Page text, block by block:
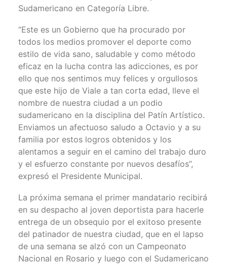
Sudamericano en Categoría Libre.
“Este es un Gobierno que ha procurado por
todos los medios promover el deporte como
estilo de vida sano, saludable y como método
eficaz en la lucha contra las adicciones, es por
ello que nos sentimos muy felices y orgullosos
que este hijo de Viale a tan corta edad, lleve el
nombre de nuestra ciudad a un podio
sudamericano en la disciplina del Patín Artístico.
Enviamos un afectuoso saludo a Octavio y a su
familia por estos logros obtenidos y los
alentamos a seguir en el camino del trabajo duro
y el esfuerzo constante por nuevos desafíos”,
expresó el Presidente Municipal.
La próxima semana el primer mandatario recibirá
en su despacho al joven deportista para hacerle
entrega de un obsequio por el exitoso presente
del patinador de nuestra ciudad, que en el lapso
de una semana se alzó con un Campeonato
Nacional en Rosario y luego con el Sudamericano